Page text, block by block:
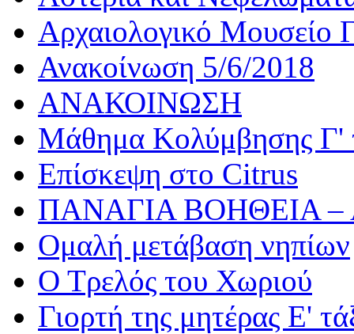
Αρχαιολογικό Μουσείο
Ανακοίνωση 5/6/2018
ΑΝΑΚΟΙΝΩΣΗ
Μάθημα Κολύμβησης Γ'
Επίσκεψη στο Citrus
ΠΑΝΑΓΙΑ ΒΟΗΘΕΙΑ
Ομαλή μετάβαση νηπίων
Ο Τρελός του Χωριού
Γιορτή της μητέρας Ε'